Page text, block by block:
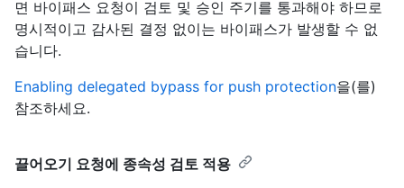
면 바이패스 요청이 검토 및 승인 주기를 통과해야 하므로
명시적이고 감사된 결정 없이는 바이패스가 발생할 수 없
습니다.
Enabling delegated bypass for push protection을(를)
참조하세요.
끌어오기 요청에 종속성 검토 적용